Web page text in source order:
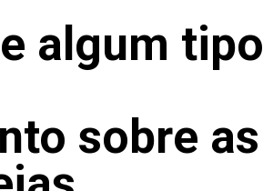
algum tipo
sobre as